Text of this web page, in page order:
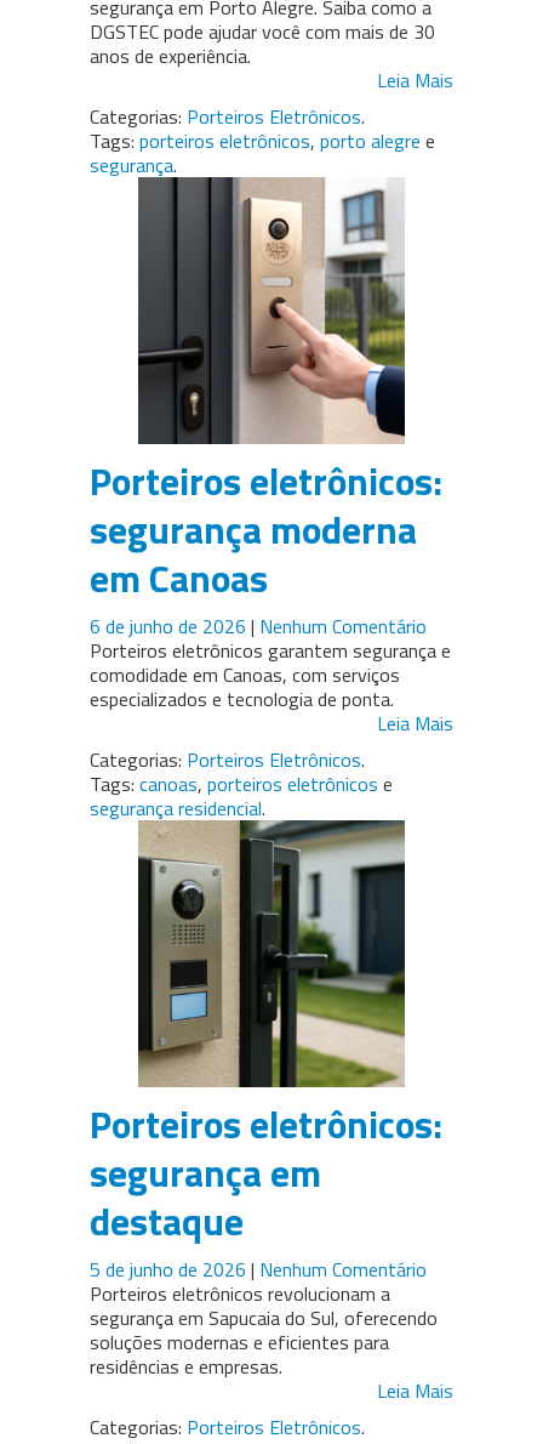
segurança em Porto Alegre. Saiba como a
DGSTEC pode ajudar você com mais de 30
anos de experiência.
Leia Mais
Categorias: Porteiros Eletrônicos.
Tags: porteiros eletrônicos, porto alegre e
segurança.
Porteiros eletrônicos:
segurança moderna
em Canoas
6 de junho de 2026 | Nenhum Comentário
Porteiros eletrônicos garantem segurança e
comodidade em Canoas, com serviços
especializados e tecnologia de ponta.
Leia Mais
Categorias: Porteiros Eletrônicos.
Tags: canoas, porteiros eletrônicos e
segurança residencial.
Porteiros eletrônicos:
segurança em
destaque
5 de junho de 2026 | Nenhum Comentário
Porteiros eletrônicos revolucionam a
segurança em Sapucaia do Sul, oferecendo
soluções modernas e eficientes para
residências e empresas.
Leia Mais
Categorias: Porteiros Eletrônicos.